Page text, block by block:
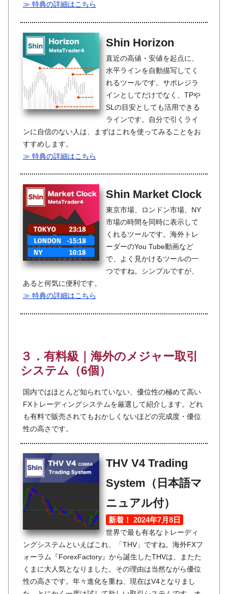
≫ 特典の詳細はこちら
Shin Horizon
直近の高値・安値を起点に、
水平ラインを自動描写してく
れるツールです。サポレジラ
インとしてだけでなく、TPや
SLの目安としても活用できる
ラインです。自分で引くライ
ンに自信のない人は、まずはこれを使ってみることをお
すすめします。
≫ 特典の詳細はこちら
Shin Market Clock
東京市場、ロンドン市場、NY
市場の時間を同時に表示して
くれるツールです。海外トレ
ーダーのYou Tube動画など
で、よく見かけるツールの一
つですね。シンプルですが、
あると何気に便利です。
≫ 特典の詳細はこちら
３．有料級｜海外のメジャー取引
システム（6個）
国内ではほとんど知られていない、優位性の極めて高い
FXトレーディングシステムを厳選して紹介します。どれ
も有料で販売されてもおかしくないほどの完成度・優位
性の高さです。
THV V4 Trading
System（日本語マ
ニュアル付）
新着！ 2024年7月8日
世界で最も有名なトレーディ
ングシステムといえばこれ、「THV」ですね。海外FXフ
ォーラム『ForexFactory』から誕生したTHVは、またた
くまに大人気となりました。その理由は当然ながら優位
性の高さです。年々進化を重ね、現在はV4となりまし